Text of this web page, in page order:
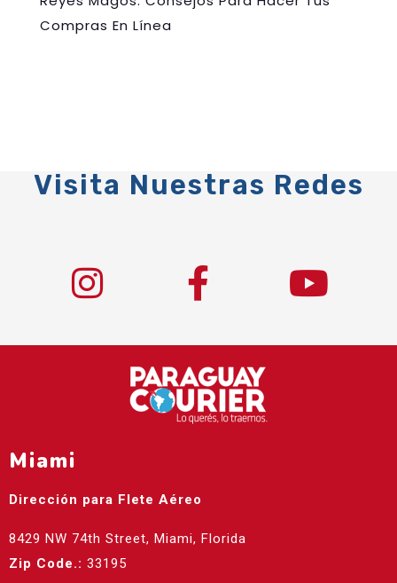
Compras En Línea
Visita Nuestras Redes
Miami
Dirección para Flete Aéreo
8429 NW 74th Street, Miami, Florida
Zip Code.: 33195